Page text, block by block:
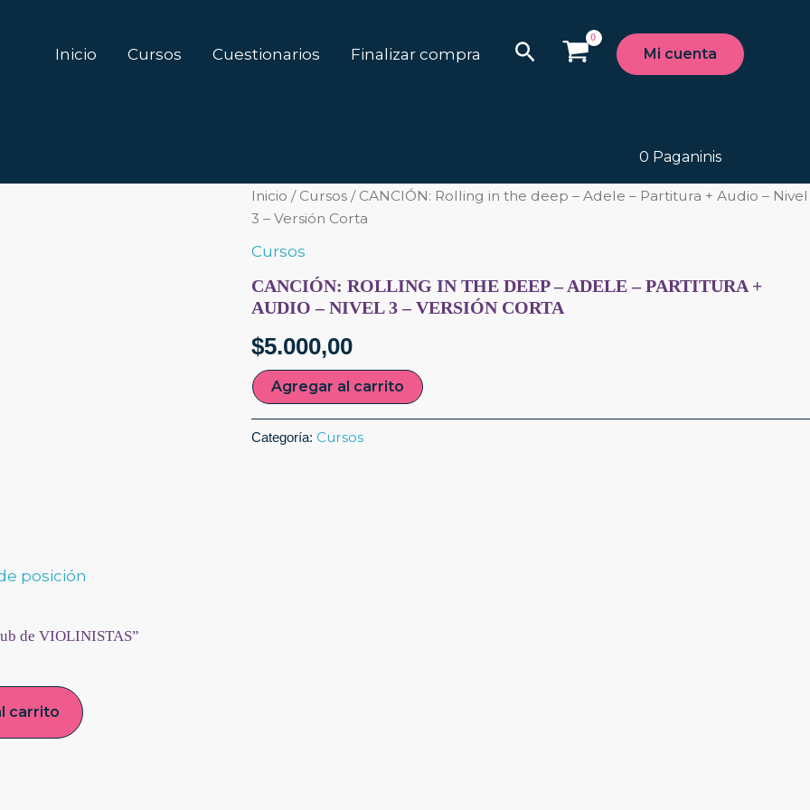
Inicio Cursos Cuestionarios Finalizar compra Buscar Mi cuenta
0 Paganinis
Inicio / Cursos/ CANCIÓN: Rolling in the deep – Adele – Partitura + Audio – Nivel
3 – Versión Corta
Cursos
CANCIÓN: ROLLING IN THE DEEP – ADELE – PARTITURA +
AUDIO – NIVEL 3 – VERSIÓN CORTA
$5.000,00
CANCIÓN:
Rolling
the
-
Adele
Partitura
+
Audio
-
-
Agregar al carrito
Categoría: Cursos
de VIOLINISTAS”
carrito